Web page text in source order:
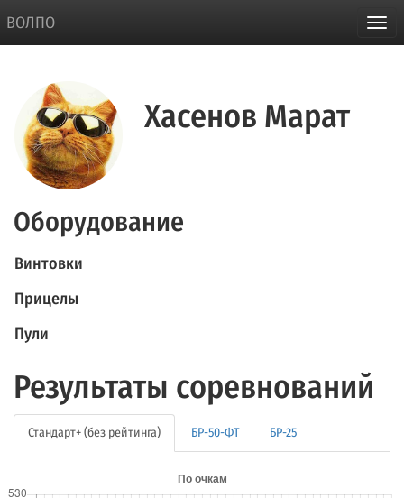
ВОЛПО
Хасенов Марат
Оборудование
Винтовки
Прицелы
Пули
Результаты соревнований
Стандарт+ (без рейтинга) БР-50-ФТ БР-25